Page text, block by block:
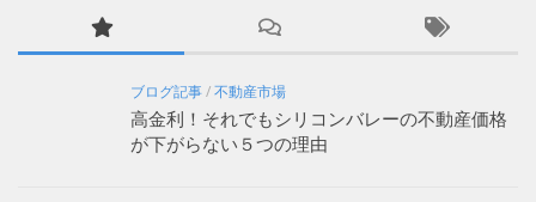
ブログ記事/不動産市場
高金利！それでもシリコンバレーの不動産価格
が下がらない５つの理由